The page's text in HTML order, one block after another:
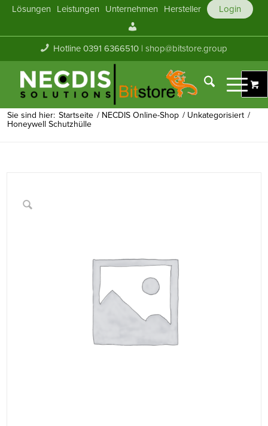
Lösungen Leistungen Unternehmen Hersteller
Login
Konto
Hotline 0391 6366510 |shop@bitstore.group
Sie sind hier: Startseite / NECDIS Online-Shop / Unkategorisiert /
Honeywell Schutzhülle